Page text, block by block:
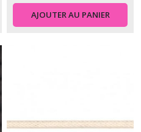
AJOUTER AU PANIER